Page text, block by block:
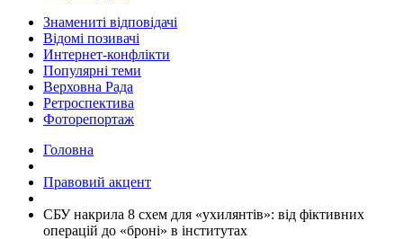
Знамениті відповідачі
Відомі позивачі
Интернет-конфлікти
Популярні теми
Верховна Рада
Ретроспектива
Фоторепортаж
Головна
Правовий акцент
​СБУ накрила 8 схем для «ухилянтів»: від фіктивних
операцій до «броні» в інститутах